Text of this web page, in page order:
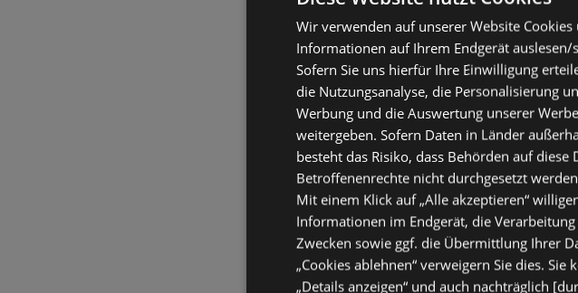
Wir verwenden auf unserer Website
Informationen auf Ihrem Endgerät
Sofern Sie uns hierfür Ihre Einwilligung
die Nutzungsanalyse, die Personalisierung
Werbung und die Auswertung unserer
weitergeben. Sofern Daten in Länder
besteht das Risiko, dass Behörden auf
Betroffenenrechte nicht durchgesetzt
Mit einem Klick auf „Alle akzeptieren“
Informationen im Endgerät, die
Zwecken sowie ggf. die Übermittlung Ihrer
„Cookies ablehnen“ verweigern Sie dies.
„Details anzeigen“ und auch nachträglich